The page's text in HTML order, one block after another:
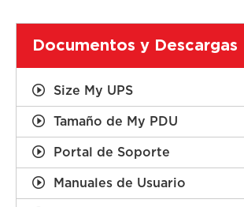
Documentos y Descargas
Size My UPS
Tamaño de My PDU
Portal de Soporte
Manuales de Usuario